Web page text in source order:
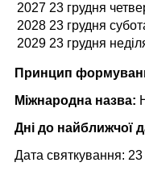
2027 23 грудня
2028 23 грудня
2029 23 грудня
Принцип
Міжнародна назва:
Дні до найближчої
Дата святкування: